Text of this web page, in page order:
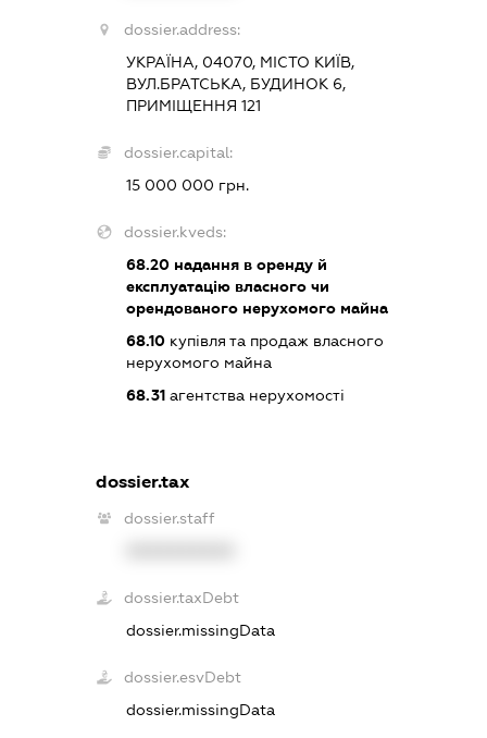
dossier.address:
УКРАЇНА, 04070, МІСТО КИЇВ,
ВУЛ.БРАТСЬКА, БУДИНОК 6,
ПРИМІЩЕННЯ 121
dossier.capital:
15 000 000 грн.
dossier.kveds:
68.20надання в оренду й
експлуатацію власного чи
орендованого нерухомого майна
68.10купівля та продаж власного
нерухомого майна
68.31агентства нерухомості
dossier.tax
dossier.staff
dossier.taxDebt
dossier.missingData
dossier.esvDebt
dossier.missingData